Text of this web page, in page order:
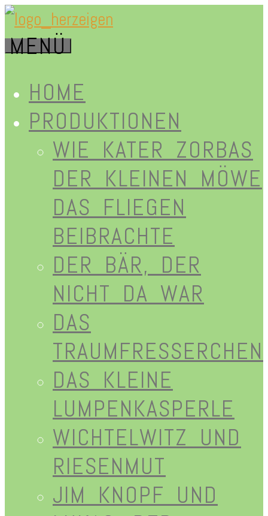
Zum
Inhalt
herz-
eigen.de
MENÜ
HOME
PRODUKTIONEN
WIE KATER ZORBAS
DER KLEINEN MÖWE
DAS FLIEGEN
BEIBRACHTE
DER BÄR, DER
NICHT DA WAR
DAS
TRAUMFRESSERCHEN
DAS KLEINE
LUMPENKASPERLE
WICHTELWITZ UND
RIESENMUT
JIM KNOPF UND